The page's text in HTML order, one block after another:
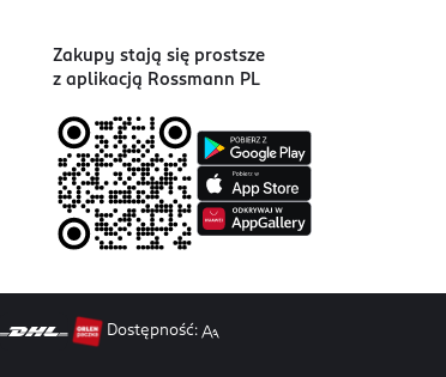
Zakupy stają się prostsze
z aplikacją Rossmann PL
Dostępność: